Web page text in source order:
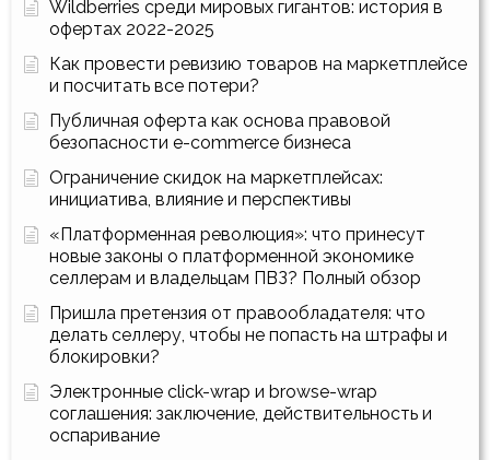
Wildberries среди мировых гигантов: история в
офертах 2022-2025
Как провести ревизию товаров на маркетплейсе
и посчитать все потери?
Публичная оферта как основа правовой
безопасности e-commerce бизнеса
Ограничение скидок на маркетплейсах:
инициатива, влияние и перспективы
«Платформенная революция»: что принесут
новые законы о платформенной экономике
селлерам и владельцам ПВЗ? Полный обзор
Пришла претензия от правообладателя: что
делать селлеру, чтобы не попасть на штрафы и
блокировки?
Электронные click-wrap и browse-wrap
соглашения: заключение, действительность и
оспаривание